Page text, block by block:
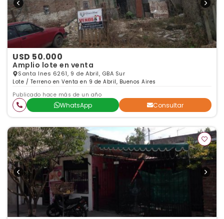
USD 50.000
Amplio lote en venta
Santa Ines 6261, 9 de Abril, GBA Sur
Lote / Terreno en Venta en 9 de Abril, Buenos Aires
Publicado hace más de un año
WhatsApp Consultar